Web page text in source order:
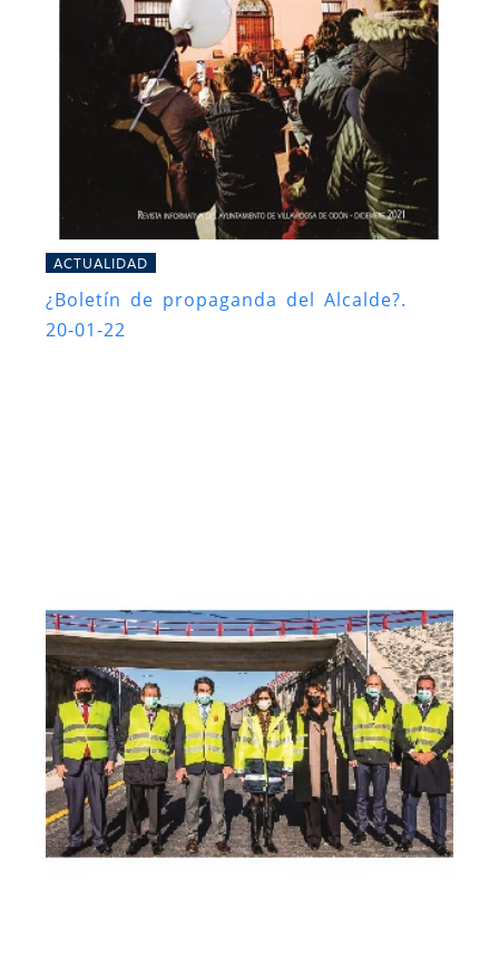
ACTUALIDAD
¿Boletín de propaganda del Alcalde?.
20-01-22